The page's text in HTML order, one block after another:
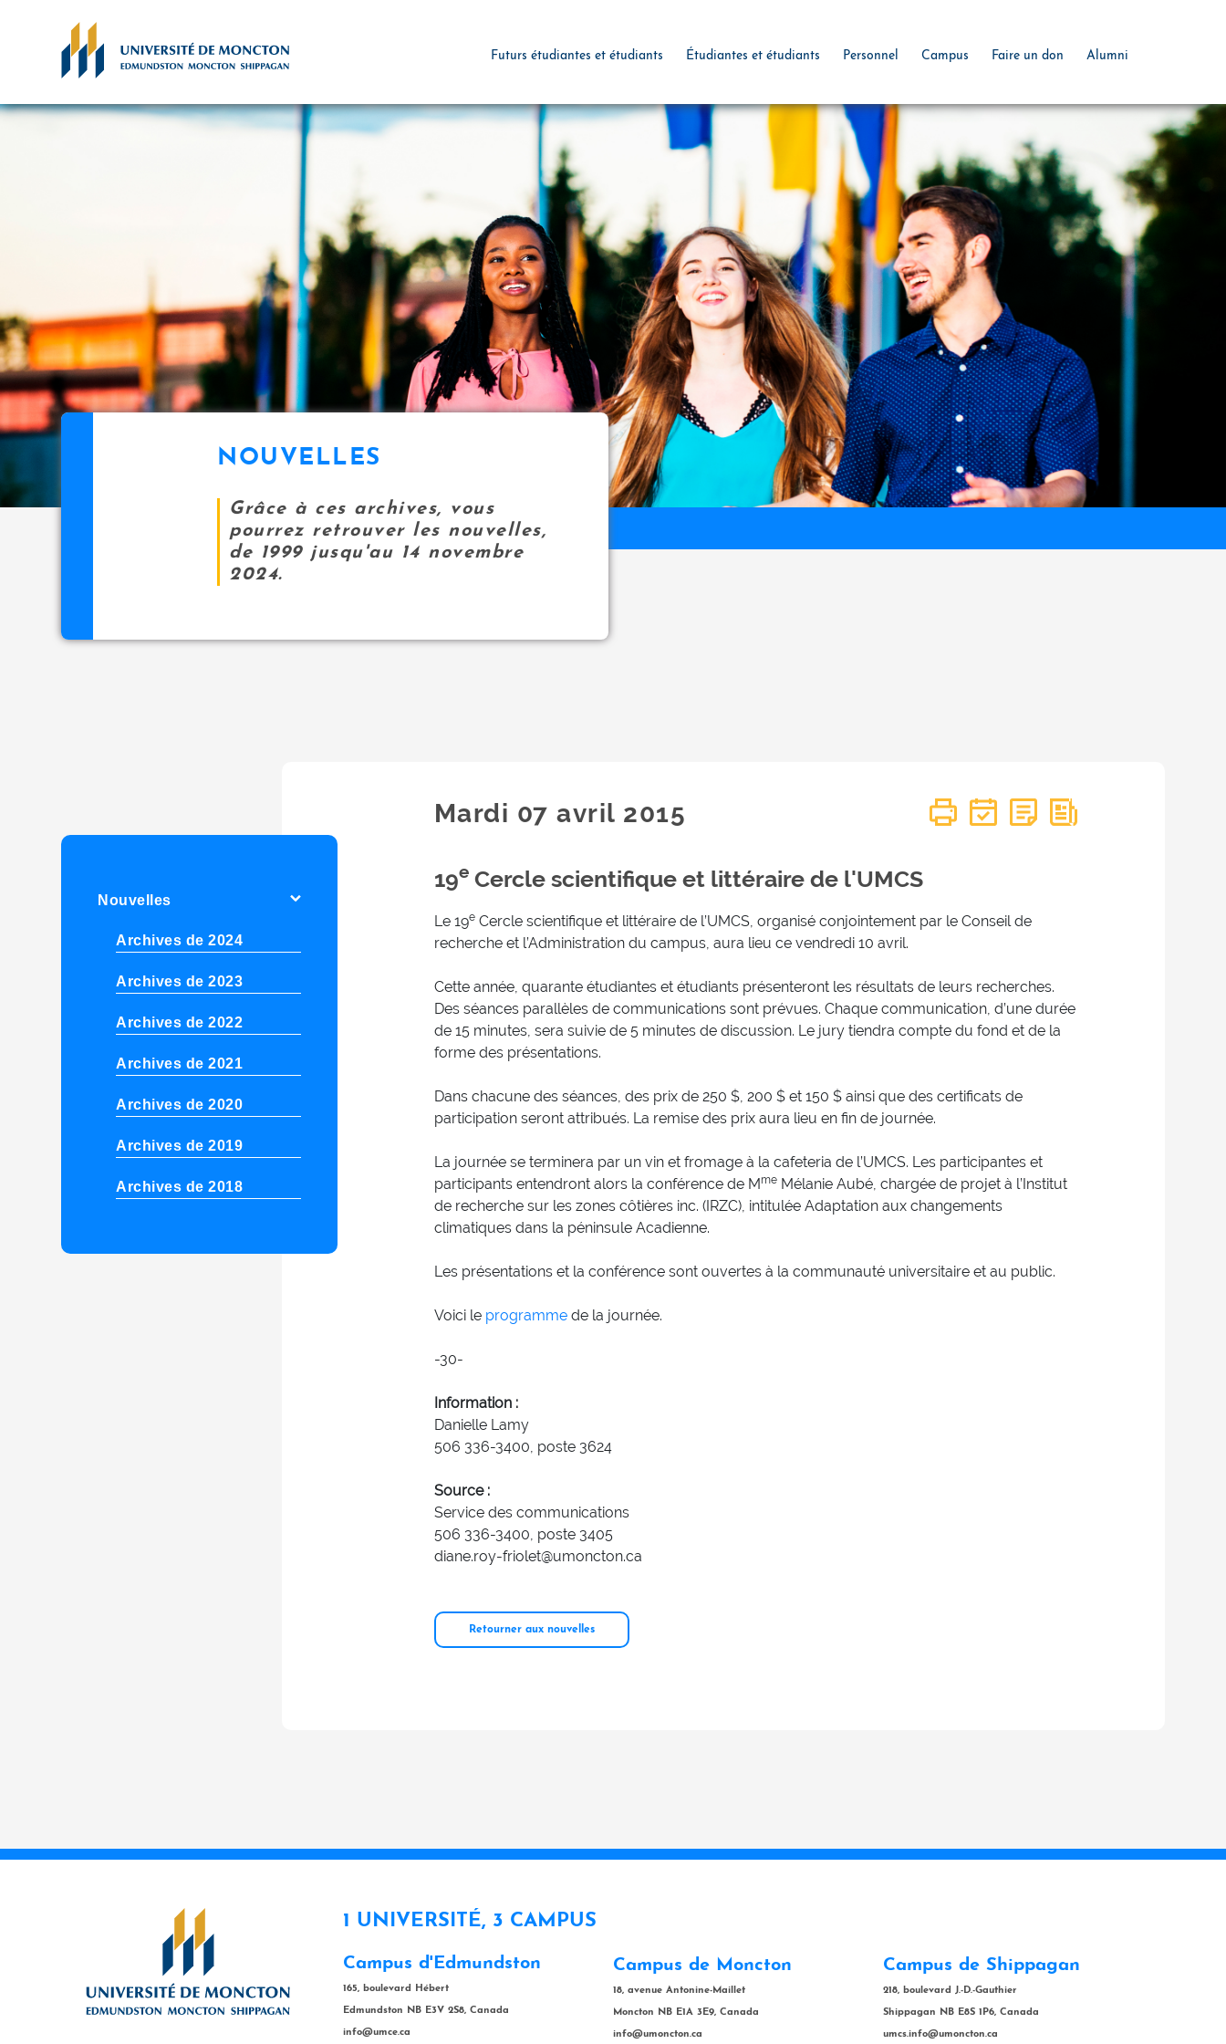
Futurs étudiantes et étudiants Étudiantes et étudiants Personnel Campus Faire un don Alumni
NOUVELLES
Grâce à ces archives, vous
pourrez retrouver les nouvelles,
de 1999 jusqu'au 14 novembre
2024.
Nouvelles
Archives de 2024
Archives de 2023
Archives de 2022
Archives de 2021
Archives de 2020
Archives de 2019
Archives de 2018
Mardi 07avril 2015
19eCercle scientifique et littéraire de l'UMCS
Le 19eCercle scientifique et littéraire de l’UMCS, organisé conjointement par le Conseil de
recherche et l’Administration du campus, aura lieu ce vendredi 10 avril.
Cette année, quarante étudiantes et étudiants présenteront les résultats de leurs recherches.
Des séances parallèles de communications sont prévues. Chaque communication, d’une durée
de 15 minutes, sera suivie de 5 minutes de discussion. Le jury tiendra compte du fond et de la
forme des présentations.
Dans chacune des séances, des prix de 250 $, 200 $ et 150 $ ainsi que des certificats de
participation seront attribués. La remise des prix aura lieu en fin de journée.
La journée se terminera par un vin et fromage à la cafeteria de l’UMCS. Les participantes et
participants entendront alors la conférence de MmeMélanie Aubé, chargée de projet à l’Institut
de recherche sur les zones côtières inc. (IRZC), intitulée Adaptation aux changements
climatiques dans la péninsule Acadienne.
Les présentations et la conférence sont ouvertes à la communauté universitaire et au public.
Voici le programmede la journée.
-30-
Information :
Danielle Lamy
506 336-3400, poste 3624
Source :
Service des communications
506 336-3400, poste 3405
diane.roy-friolet@umoncton.ca
Retourner aux nouvelles
1 UNIVERSITÉ, 3 CAMPUS
Campus d'Edmundston
165, boulevard Hébert
Edmundston NB E3V 2S8, Canada
info@umce.ca
Campus de Moncton
18, avenue Antonine-Maillet
Moncton NB E1A 3E9, Canada
info@umoncton.ca
Campus de Shippagan
218, boulevard J.-D.-Gauthier
Shippagan NB E8S 1P6, Canada
umcs.info@umoncton.ca